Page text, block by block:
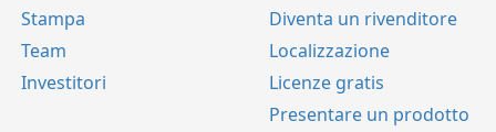
Stampa
Team
Investitori
Diventa un rivenditore
Localizzazione
Licenze gratis
Presentare un prodotto